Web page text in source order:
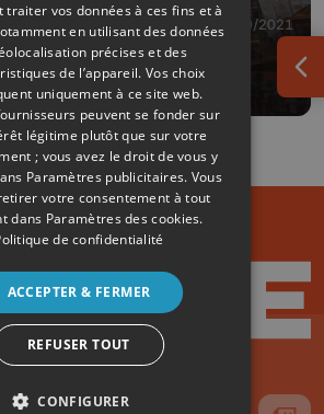
02/10/2021
officiellement
2 ans d'absence
traiter vos données à ces fins et à
en utilisant des données
précises et des
de l’appareil. Vos choix
uniquement à ce site web.
peuvent se fonder sur
légitime plutôt que sur votre
; vous avez le droit de vous y
Paramètres publicitaires. Vous
votre consentement à tout
dans Paramètres des cookies.
de confidentialité
ACCEPTER & FERMER
REFUSER TOUT
CONFIGURER